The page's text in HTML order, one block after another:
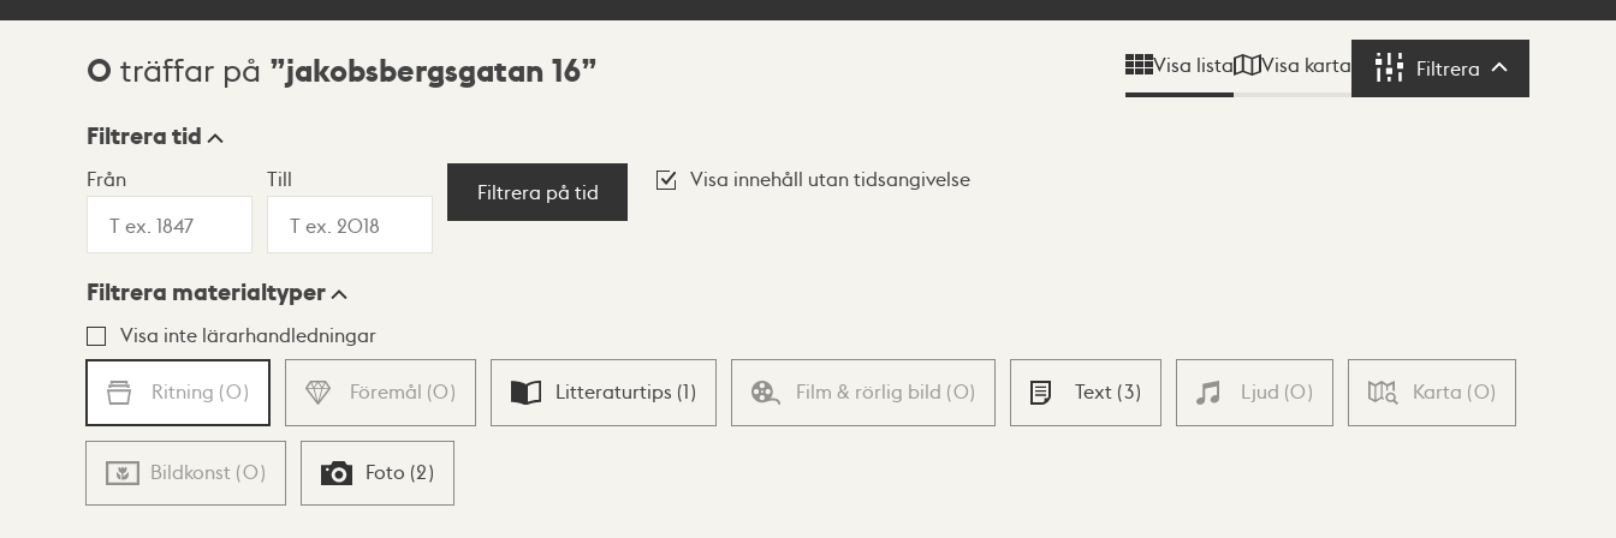
Sökresultat
0 träffar på jakobsbergsgatan 16 Visa lista Visa karta Filtrera Filtrera
Visningsläge
Lista Karta
Filtrera tid
Från Till
Filtrera på tid
Visa innehåll utan tidsangivelse
Filtrera materialtyper
Visa inte lärarhandledningar
Ritning (0) Föremål (0) Litteraturtips (1) Film & rörlig bild (0) Text (3) Ljud (0) Karta (0)
Bildkonst (0) Foto (2)